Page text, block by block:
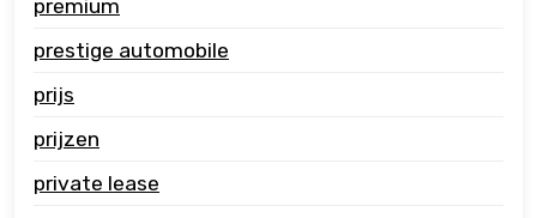
premium
prestige automobile
prijs
prijzen
private lease